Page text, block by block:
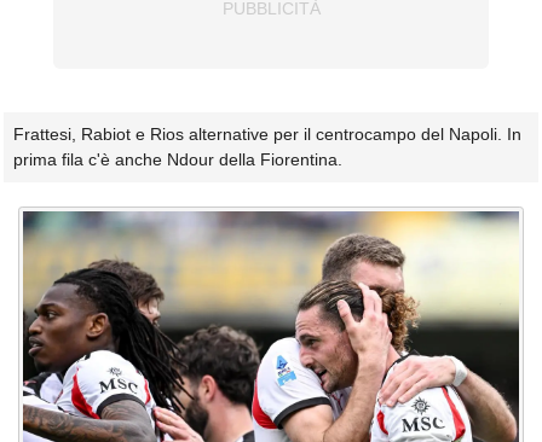
Frattesi, Rabiot e Rios alternative per il centrocampo del Napoli. In
prima fila c'è anche Ndour della Fiorentina.